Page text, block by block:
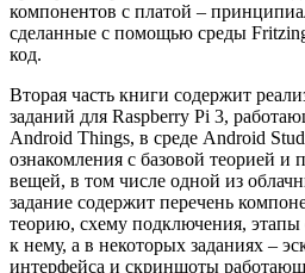
компонентов с платой –
сделанные с помощью среды
код.
Вторая часть книги содержит
заданий для Raspberry Pi 3,
Android Things, в среде Android
ознакомления с базовой теорией и
вещей, в том числе одной из
задание содержит перечень
теорию, схему подключения, этапы
к нему, а в некоторых заданиях –
интерфейса и скриншоты